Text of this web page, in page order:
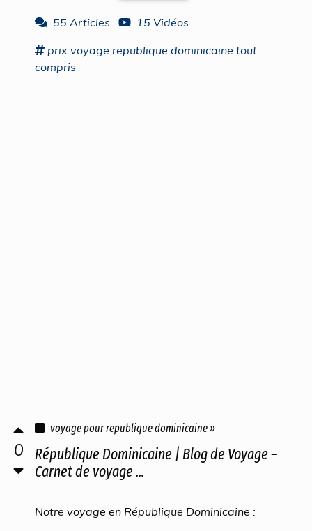
55 Articles
15 Vidéos
prix voyage republique dominicaine tout
compris
0
voyage pour republique dominicaine »
République Dominicaine | Blog de Voyage –
Carnet de voyage ...
Notre voyage en République Dominicaine :